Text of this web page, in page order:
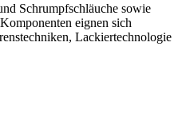
Schrumpfschläuche sowie
eignen sich
Lackiertechnologie